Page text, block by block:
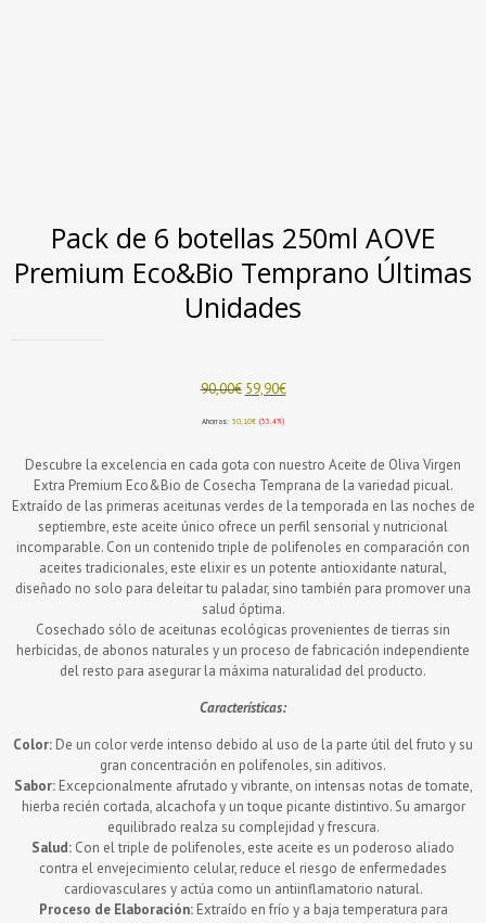
Pack de 6 botellas 250ml AOVE
Premium Eco&Bio Temprano Últimas
Unidades
90,00€ El
original
90,00€.
59,90€El
59,90€.
Ahorras: 30,10€ (33.4%)
Descubre la excelencia en cada gota con nuestro Aceite de Oliva Virgen
Extra Premium Eco&Bio de Cosecha Temprana de la variedad picual.
Extraído de las primeras aceitunas verdes de la temporada en las noches de
septiembre, este aceite único ofrece un perfil sensorial y nutricional
incomparable. Con un contenido triple de polifenoles en comparación con
aceites tradicionales, este elixir es un potente antioxidante natural,
diseñado no solo para deleitar tu paladar, sino también para promover una
salud óptima.
Cosechado sólo de aceitunas ecológicas provenientes de tierras sin
herbicidas, de abonos naturales y un proceso de fabricación independiente
del resto para asegurar la máxima naturalidad del producto.
Características:
Color: De un color verde intenso debido al uso de la parte útil del fruto y su
gran concentración en polifenoles, sin aditivos.
Sabor:Excepcionalmente afrutado y vibrante, on intensas notas de tomate,
hierba recién cortada, alcachofa y un toque picante distintivo. Su amargor
equilibrado realza su complejidad y frescura.
Salud: Con el triple de polifenoles, este aceite es un poderoso aliado
contra el envejecimiento celular, reduce el riesgo de enfermedades
cardiovasculares y actúa como un antiinflamatorio natural.
Proceso de Elaboración:Extraído en frío y a baja temperatura para